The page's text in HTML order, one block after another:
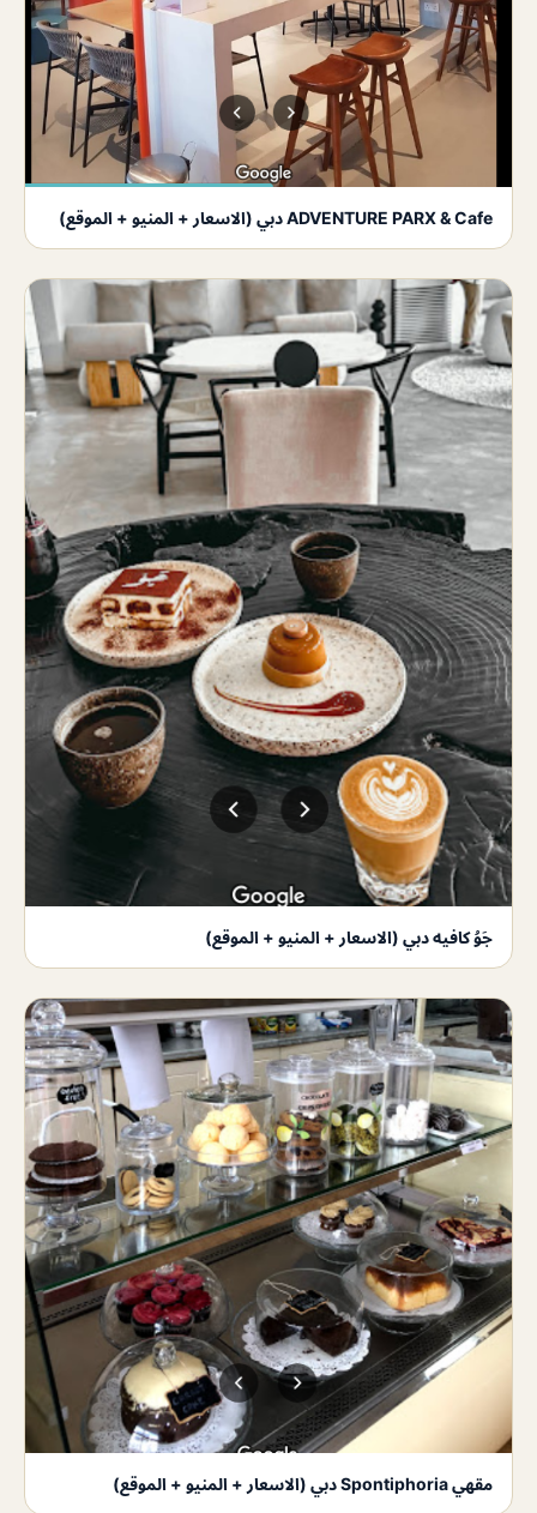
ADVENTURE PARX & Cafe دبي (الاسعار + المنيو + الموقع)
جَوُ كافيه دبي (الاسعار + المنيو + الموقع)
مقهي Spontiphoria دبي (الاسعار + المنيو + الموقع)